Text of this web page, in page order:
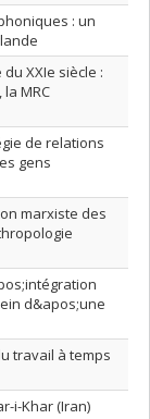
: un
XXIe siècle :
MRC
de relations
gens
marxiste des
d&apos;une
travail à temps
i-Khar (Iran)